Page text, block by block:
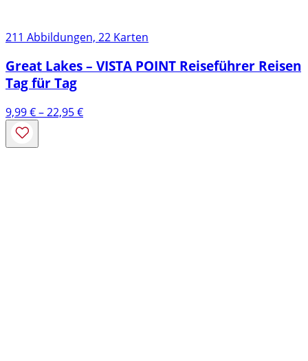
211 Abbildungen, 22 Karten
Great Lakes – VISTA POINT Reiseführer Reisen
Tag für Tag
9,99€–22,95€Preisspanne: